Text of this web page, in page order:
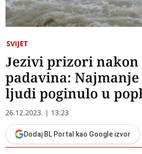
SVIJET
Jezivi prizori
padavina: Najmanje
ljudi poginulo u
26.12.2023. | 13:23
Dodaj BL Portal kao Google izvor